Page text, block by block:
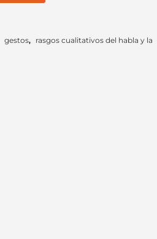
gestos, rasgos cualitativos del habla y la